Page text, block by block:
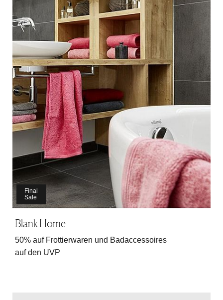
Final
Sale
Blank Home
50% auf Frottierwaren und Badaccessoires
auf den UVP